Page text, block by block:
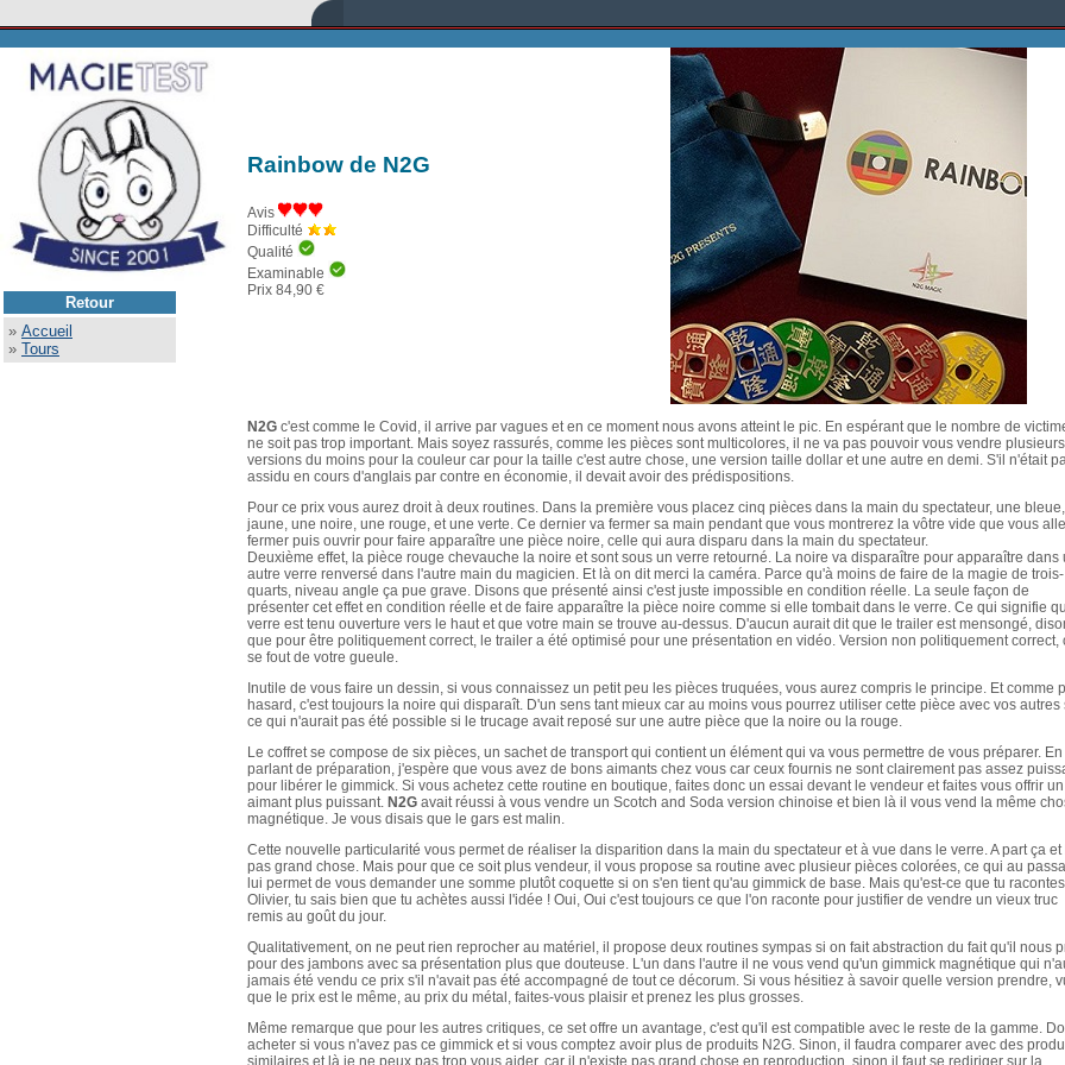
Retour
» Accueil
» Tours
Rainbow de N2G
Avis
Difficulté
Qualité
Examinable
Prix 84,90 €
N2G c'est comme le Covid, il arrive par vagues et en ce moment nous avons atteint le pic. En espérant que le nombre de
ne soit pas trop important. Mais soyez rassurés, comme les pièces sont multicolores, il ne va pas pouvoir vous vendre plusieurs
versions du moins pour la couleur car pour la taille c'est autre chose, une version taille dollar et une autre en demi. S'il n'était
assidu en cours d'anglais par contre en économie, il devait avoir des prédispositions.
Pour ce prix vous aurez droit à deux routines. Dans la première vous placez cinq pièces dans la main du spectateur, une
jaune, une noire, une rouge, et une verte. Ce dernier va fermer sa main pendant que vous montrerez la vôtre vide que vous
fermer puis ouvrir pour faire apparaître une pièce noire, celle qui aura disparu dans la main du spectateur.
Deuxième effet, la pièce rouge chevauche la noire et sont sous un verre retourné. La noire va disparaître pour apparaître dans
autre verre renversé dans l'autre main du magicien. Et là on dit merci la caméra. Parce qu'à moins de faire de la magie de trois-
quarts, niveau angle ça pue grave. Disons que présenté ainsi c'est juste impossible en condition réelle. La seule façon de
présenter cet effet en condition réelle et de faire apparaître la pièce noire comme si elle tombait dans le verre. Ce qui signifie
verre est tenu ouverture vers le haut et que votre main se trouve au-dessus. D'aucun aurait dit que le trailer est mensongé,
que pour être politiquement correct, le trailer a été optimisé pour une présentation en vidéo. Version non politiquement correct,
se fout de votre gueule.
Inutile de vous faire un dessin, si vous connaissez un petit peu les pièces truquées, vous aurez compris le principe. Et comme
hasard, c'est toujours la noire qui disparaît. D'un sens tant mieux car au moins vous pourrez utiliser cette pièce avec vos autres
ce qui n'aurait pas été possible si le trucage avait reposé sur une autre pièce que la noire ou la rouge.
Le coffret se compose de six pièces, un sachet de transport qui contient un élément qui va vous permettre de vous préparer. En
parlant de préparation, j'espère que vous avez de bons aimants chez vous car ceux fournis ne sont clairement pas assez
pour libérer le gimmick. Si vous achetez cette routine en boutique, faites donc un essai devant le vendeur et faites vous offrir un
aimant plus puissant. N2G avait réussi à vous vendre un Scotch and Soda version chinoise et bien là il vous vend la même
magnétique. Je vous disais que le gars est malin.
Cette nouvelle particularité vous permet de réaliser la disparition dans la main du spectateur et à vue dans le verre. A part ça et
pas grand chose. Mais pour que ce soit plus vendeur, il vous propose sa routine avec plusieur pièces colorées, ce qui au
lui permet de vous demander une somme plutôt coquette si on s'en tient qu'au gimmick de base. Mais qu'est-ce que tu racontes
Olivier, tu sais bien que tu achètes aussi l'idée ! Oui, Oui c'est toujours ce que l'on raconte pour justifier de vendre un vieux truc
remis au goût du jour.
Qualitativement, on ne peut rien reprocher au matériel, il propose deux routines sympas si on fait abstraction du fait qu'il nous
pour des jambons avec sa présentation plus que douteuse. L'un dans l'autre il ne vous vend qu'un gimmick magnétique qui
jamais été vendu ce prix s'il n'avait pas été accompagné de tout ce décorum. Si vous hésitiez à savoir quelle version prendre,
que le prix est le même, au prix du métal, faites-vous plaisir et prenez les plus grosses.
Même remarque que pour les autres critiques, ce set offre un avantage, c'est qu'il est compatible avec le reste de la gamme.
acheter si vous n'avez pas ce gimmick et si vous comptez avoir plus de produits N2G. Sinon, il faudra comparer avec des
similaires et là je ne peux pas trop vous aider, car il n'existe pas grand chose en reproduction, sinon il faut se rediriger sur la